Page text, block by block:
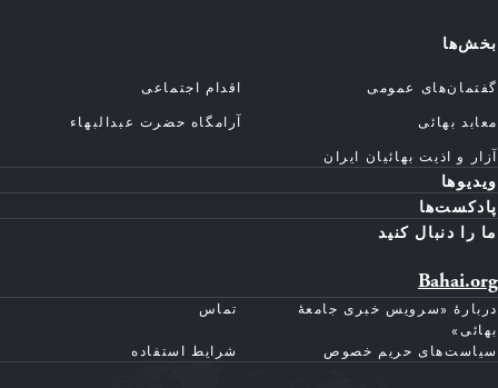
بخش‌ها
گفتمان‌های عمومی
اقدام اجتماعی
معابد بهائی
آرامگاه حضرت عبدالبهاء
آزار و اذیت بهائیان ایران
ویدیوها
پادکست‌ها
ما را دنبال کنید
Bahai.org
دربارهٔ «سرویس خبری جامعهٔ
بهائی»
تماس
سیاست‌های حریم خصوص شرایط استفاده